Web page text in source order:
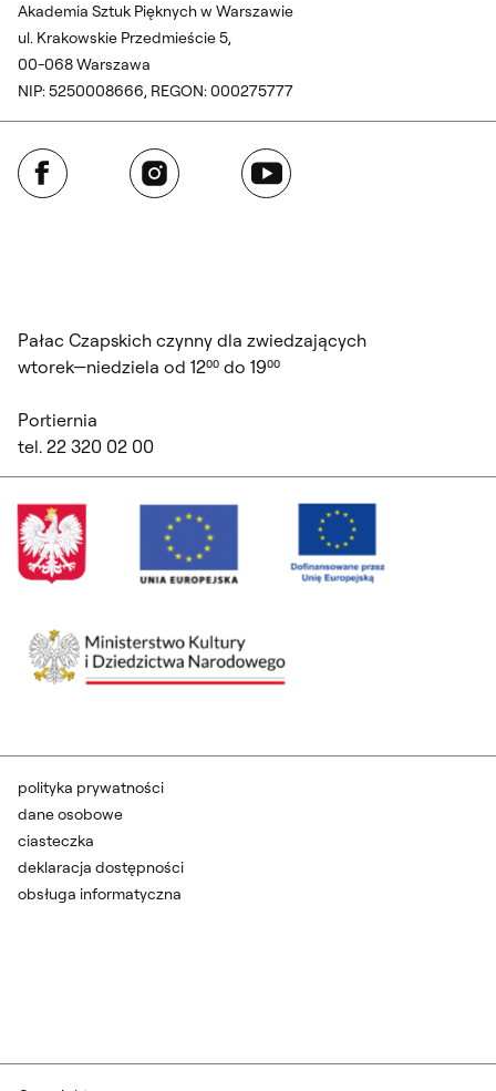
Akademia Sztuk Pięknych w Warszawie
ul. Krakowskie Przedmieście 5,
00-068 Warszawa
NIP: 5250008666, REGON: 000275777
Facebook Instagram YouTube
Pałac Czapskich czynny dla zwiedzających
wtorek—niedziela od 12⁰⁰ do 19⁰⁰
Portiernia
tel. 22 320 02 00
polityka prywatności
dane osobowe
ciasteczka
deklaracja dostępności
obsługa informatyczna